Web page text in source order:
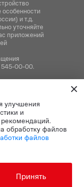
и т.д.
уточняйте
приложений
545-00-00.
Условия
улучшения
и
обработку файлов
файлов
Принять